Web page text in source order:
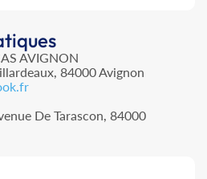
AVIGNON
84000 Avignon
De Tarascon, 84000